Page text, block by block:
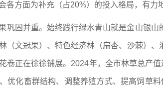
各方面为补充（占20%）的投入格局，有力
巩固并重。始终践行绿水青山就是金山银
（文冠果）、特色经济林（扁杏、沙棘）
卷正在徐徐铺展。2024年，全市林草总产
优化畜群结构、调整养殖方式、提高饲草